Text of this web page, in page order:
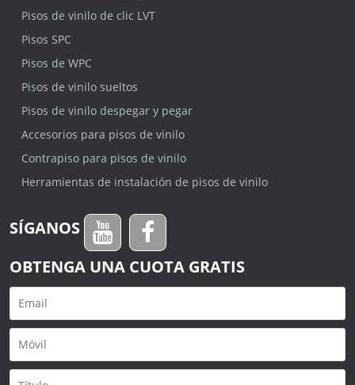
Pisos de vinilo de clic LVT
Pisos SPC
Pisos de WPC
Pisos de vinilo sueltos
Pisos de vinilo despegar y pegar
Accesorios para pisos de vinilo
Contrapiso para pisos de vinilo
Herramientas de instalación de pisos de vinilo
SÍGANOS
OBTENGA UNA CUOTA GRATIS